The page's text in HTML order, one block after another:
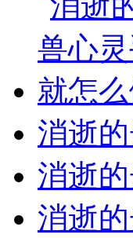
消逝
消逝
消逝